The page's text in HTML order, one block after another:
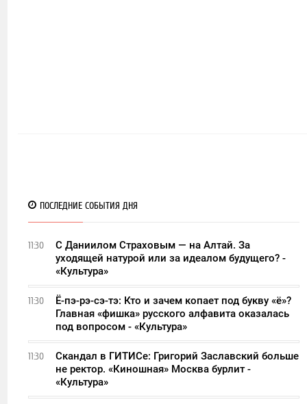
ПОСЛЕДНИЕ СОБЫТИЯ ДНЯ
11:30
С Даниилом Страховым — на Алтай. За
уходящей натурой или за идеалом будущего? -
«Культура»
11:30
Ё-пэ-рэ-сэ-тэ: Кто и зачем копает под букву «ё»?
Главная «фишка» русского алфавита оказалась
под вопросом - «Культура»
11:30
Скандал в ГИТИСе: Григорий Заславский больше
не ректор. «Киношная» Москва бурлит -
«Культура»